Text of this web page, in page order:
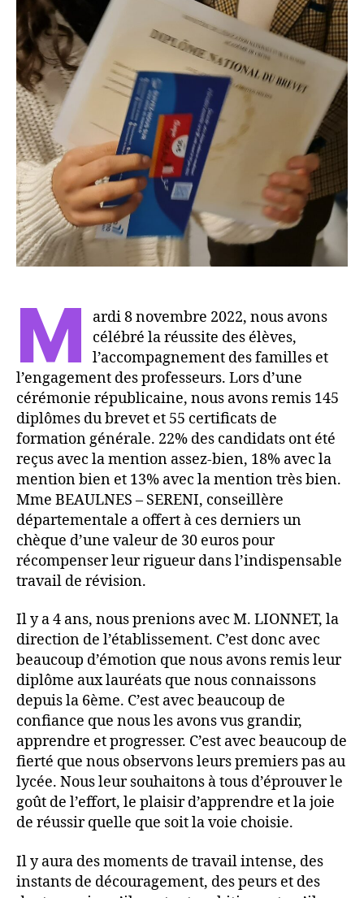
200
lauréats
du
CFG
&
DNB
M
ardi 8 novembre 2022, nous avons
célébré la réussite des élèves,
l’accompagnement des familles et
l’engagement des professeurs. Lors d’une
cérémonie républicaine, nous avons remis 145
diplômes du brevet et 55 certificats de
formation générale. 22% des candidats ont été
reçus avec la mention assez-bien, 18% avec la
mention bien et 13% avec la mention très bien.
Mme BEAULNES – SERENI, conseillère
départementale a offert à ces derniers un
chèque d’une valeur de 30 euros pour
récompenser leur rigueur dans l’indispensable
travail de révision.
Il y a 4 ans, nous prenions avec M. LIONNET, la
direction de l’établissement. C’est donc avec
beaucoup d’émotion que nous avons remis leur
diplôme aux lauréats que nous connaissons
depuis la 6ème. C’est avec beaucoup de
confiance que nous les avons vus grandir,
apprendre et progresser. C’est avec beaucoup de
fierté que nous observons leurs premiers pas au
lycée. Nous leur souhaitons à tous d’éprouver le
goût de l’effort, le plaisir d’apprendre et la joie
de réussir quelle que soit la voie choisie.
Il y aura des moments de travail intense, des
instants de découragement, des peurs et des